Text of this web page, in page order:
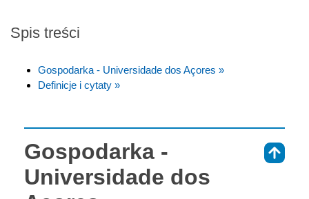
Spis treści
Gospodarka - Universidade dos Açores »
Definicje i cytaty »
Gospodarka -
Universidade dos